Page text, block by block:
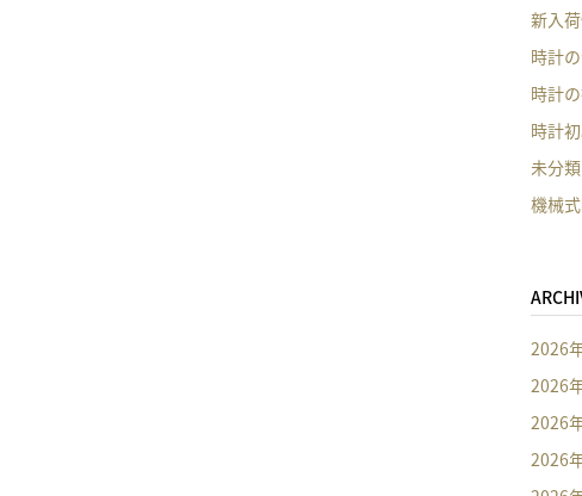
新入
時計
時計
時計
未分類
機械
2026
2026
2026
2026